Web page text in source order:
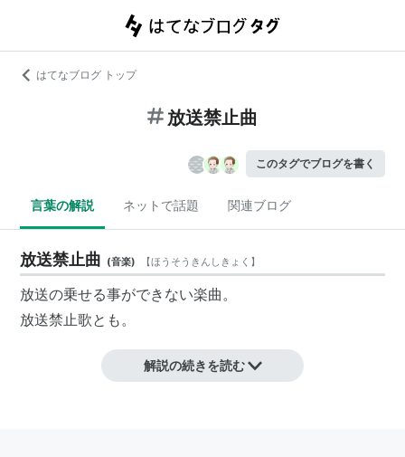
はてなブログ トップ
放送禁止曲
このタグでブログを書く
言葉の解説 ネットで話題 関連ブログ
放送禁止曲 (音楽) 【ほうそうきんしきょく 】
放送の乗せる事ができない楽曲。
放送禁止歌とも。
のドキュメンタリー「放送禁止歌」
解説の続きを読む